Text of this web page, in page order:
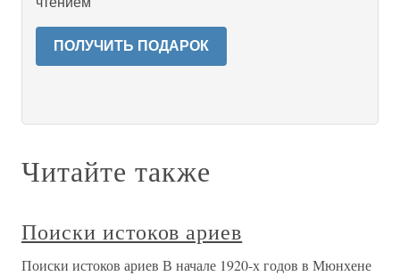
ПОЛУЧИТЬ ПОДАРОК
Читайте также
Поиски истоков ариев
Поиски истоков ариев В начале 1920-х годов в Мюнхене